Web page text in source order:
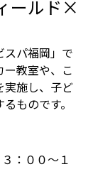
ールド×
パ福岡」で
教室や、こ
実施し、子ど
ものです。
：００～１